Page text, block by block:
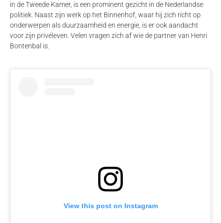
in de Tweede Kamer, is een prominent gezicht in de Nederlandse
politiek. Naast zijn werk op het Binnenhof, waar hij zich richt op
onderwerpen als duurzaamheid en energie, is er ook aandacht
voor zijn privéleven. Velen vragen zich af wie de partner van Henri
Bontenbal is.
View this post on Instagram